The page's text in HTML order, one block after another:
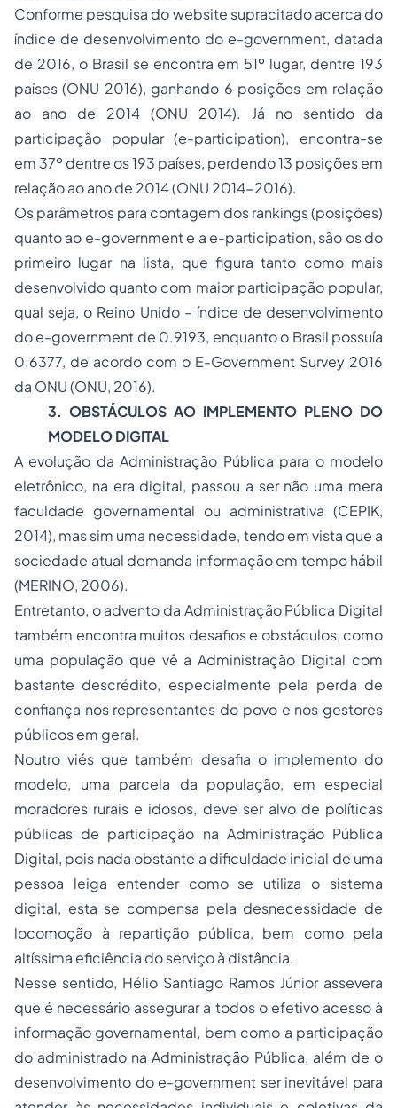
Conforme pesquisa dowebsite supracitado acerca do
índice de desenvolvimento do e-government, datada
de 2016, o Brasil se encontra em 51º lugar, dentre 193
países (ONU 2016), ganhando 6 posições em relação
ao ano de 2014 (ONU 2014). Já no sentido da
participação popular (e-participation), encontra-se
em 37º dentre os 193 países, perdendo 13 posições em
relação ao ano de 2014 (ONU 2014-2016).
Os parâmetros para contagem dosrankings(posições)
quanto ao e-governmente a e-participation, são os do
primeiro lugar na lista, que figura tanto como mais
desenvolvido quanto com maior participação popular,
qual seja, o Reino Unido – índice de desenvolvimento
doe-government de 0.9193, enquanto o Brasil possuía
0.6377, de acordo com o E-Government Survey 2016
da ONU (ONU, 2016).
3. OBSTÁCULOS AO IMPLEMENTO PLENO DO
MODELO DIGITAL
A evolução da Administração Pública para o modelo
eletrônico, na era digital, passou a ser não uma mera
faculdade governamental ou administrativa (CEPIK,
2014), mas sim uma necessidade, tendo em vista que a
sociedade atual demanda informação em tempo hábil
(MERINO, 2006).
Entretanto, o advento da Administração Pública Digital
também encontra muitos desafios e obstáculos, como
uma população que vê a Administração Digital com
bastante descrédito, especialmente pela perda de
confiança nos representantes do povo e nos gestores
públicos em geral.
Noutro viés que também desafia o implemento do
modelo, uma parcela da população, em especial
moradores rurais e idosos, deve ser alvo de políticas
públicas de participação na Administração Pública
Digital, pois nada obstante a dificuldade inicial de uma
pessoa leiga entender como se utiliza o sistema
digital, esta se compensa pela desnecessidade de
locomoção à repartição pública, bem como pela
altíssima eficiência do serviço à distância.
Nesse sentido, Hélio Santiago Ramos Júnior assevera
que é necessário assegurar a todos o efetivo acesso à
informação governamental, bem como a participação
do administrado na Administração Pública, além de o
desenvolvimento do e-government ser inevitável para